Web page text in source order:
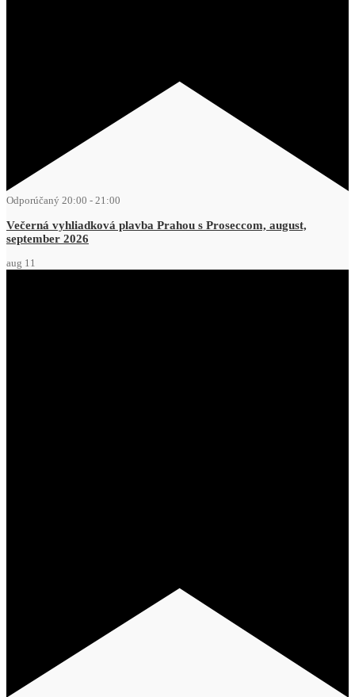
Odporúčaný 20:00 - 21:00
Večerná vyhliadková plavba Prahou s Proseccom, august,
september 2026
aug 11